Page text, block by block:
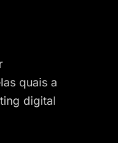
quais a
digital